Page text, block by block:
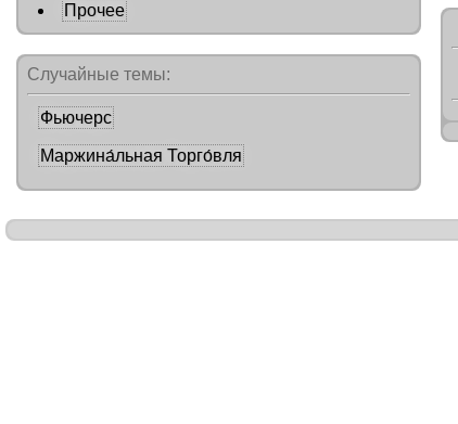
Прочее
Случайные темы:
Фьючерс
Маржина́льная Торго́вля